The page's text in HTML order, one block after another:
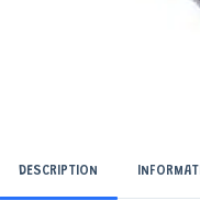
DESCRIPTION